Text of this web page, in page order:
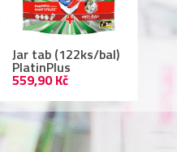
Nivea deodorant
59,90 Kč